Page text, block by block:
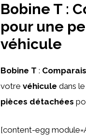
Bobine T :
pour une
véhicule
Bobine T :
votre véhicule dans
pièces détachées
[content-egg